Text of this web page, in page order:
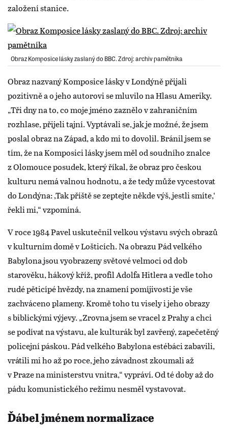
založení stanice.
Obraz Komposice lásky zaslaný do BBC. Zdroj: archiv pamětníka
Obraz nazvaný Komposice lásky v Londýně přijali
pozitivně a o jeho autorovi se mluvilo na Hlasu Ameriky.
„Tři dny na to, co moje jméno zaznělo v zahraničním
rozhlase, přijeli tajní. Vyptávali se, jak je možné, že jsem
poslal obraz na Západ, a kdo mi to dovolil. Bránil jsem se
tím, že na Komposici lásky jsem měl od soudního znalce
z Olomouce posudek, který říkal, že obraz pro českou
kulturu nemá valnou hodnotu, a že tedy může vycestovat
do Londýna: ,Tak příště se zeptejte někde výš, jestli smíte,‘
řekli mi,“ vzpomíná.
V roce 1984 Pavel uskutečnil velkou výstavu svých obrazů
v kulturním domě v Lošticích. Na obrazu Pád velkého
Babylona jsou vyobrazeny světové velmoci od dob
starověku, hákový kříž, profil Adolfa Hitlera a vedle toho
rudé pěticípé hvězdy, na znamení pomíjivosti je vše
zachváceno plameny. Kromě toho tu visely i jeho obrazy
s biblickými výjevy. „Zrovna jsem se vracel z Prahy a chci
se podívat na výstavu, ale kulturák byl zavřený, zapečetěný
policejní páskou. Pád velkého Babylona estébáci zabavili,
vrátili mi ho až po roce, jeho závadnost zkoumali až
v Praze na ministerstvu vnitra,“ vypráví. Od té doby až do
pádu komunistického režimu nesměl vystavovat.
Ďábel jménem normalizace